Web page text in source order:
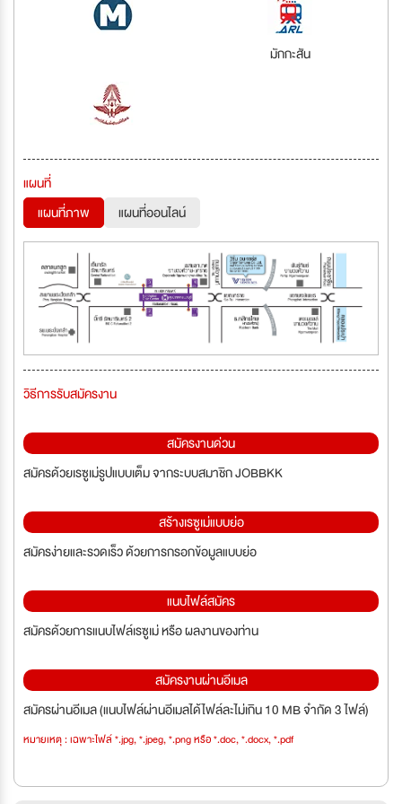
มักกะสัน
แผนที่
แผนที่ภาพ
แผนที่ออนไลน์
วิธีการรับสมัครงาน
สมัครงานด่วน
สมัครด้วยเรซูเม่รูปแบบเต็ม จากระบบสมาชิก JOBBKK
สร้างเรซูเม่แบบย่อ
สมัครง่ายและรวดเร็ว ด้วยการกรอกข้อมูลแบบย่อ
แนบไฟล์สมัคร
สมัครด้วยการแนบไฟล์เรซูเม่ หรือ ผลงานของท่าน
สมัครงานผ่านอีเมล
สมัครผ่านอีเมล (แนบไฟล์ผ่านอีเมลได้ไฟล์ละไม่เกิน 10 MB จำกัด 3 ไฟล์)
หมายเหตุ : เฉพาะไฟล์ *.jpg, *.jpeg, *.png หรือ *.doc, *.docx, *.pdf